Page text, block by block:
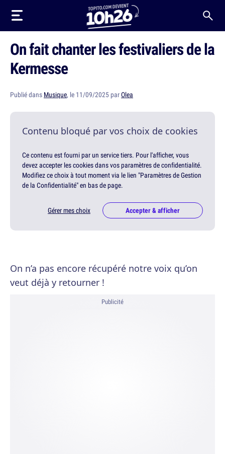
On fait chanter les festivaliers de la
Kermesse
Publié dans Musique, le 11/09/2025 parOlea
Contenu bloqué par vos choix de cookies
Ce contenu est fourni par un service tiers. Pour l'afficher, vous
devez accepter les cookies dans vos paramètres de confidentialité.
Modifiez ce choix à tout moment via le lien "Paramètres de Gestion
de la Confidentialité" en bas de page.
Gérer mes choix Accepter & afficher
On n’a pas encore récupéré notre voix qu’on
veut déjà y retourner !
Publicité